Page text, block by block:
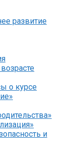
развитие
о курсе
и